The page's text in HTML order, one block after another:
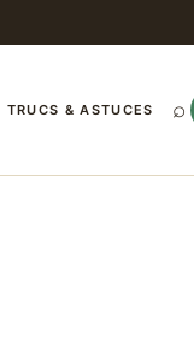
TRUCS & ASTUCES ⌕